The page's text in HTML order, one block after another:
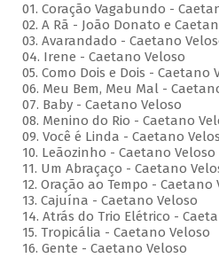
01. Coração Vagabundo -
02. A Rã - João Donato e
03. Avarandado - Caetano
04. Irene - Caetano Veloso
05. Como Dois e Dois - Caetano
06. Meu Bem, Meu Mal -
07. Baby - Caetano Veloso
08. Menino do Rio - Caetano
09. Você é Linda - Caetano
10. Leãozinho - Caetano Veloso
11. Um Abraçaço - Caetano
12. Oração ao Tempo - Caetano
13. Cajuína - Caetano Veloso
14. Atrás do Trio Elétrico -
15. Tropicália - Caetano Veloso
16. Gente - Caetano Veloso